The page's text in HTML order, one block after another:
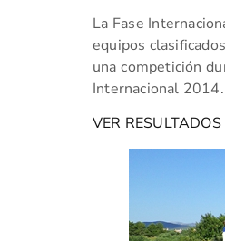
La Fase
equipos
una competición
Internacional 2014.
VER RESULTADOS